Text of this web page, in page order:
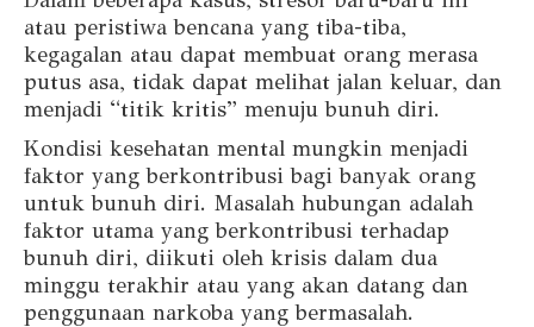
atau peristiwa bencana yang tiba-tiba,
kegagalan atau dapat membuat orang merasa
putus asa, tidak dapat melihat jalan keluar, dan
menjadi “titik kritis” menuju bunuh diri.
Kondisi kesehatan mental mungkin menjadi
faktor yang berkontribusi bagi banyak orang
untuk bunuh diri. Masalah hubungan adalah
faktor utama yang berkontribusi terhadap
bunuh diri, diikuti oleh krisis dalam dua
minggu terakhir atau yang akan datang dan
penggunaan narkoba yang bermasalah.